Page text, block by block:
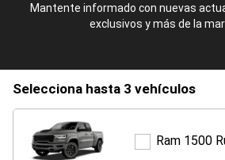
Mantente informado con nuevas
exclusivos y más de la
selecciona hasta 3 vehículos
Ram 1500